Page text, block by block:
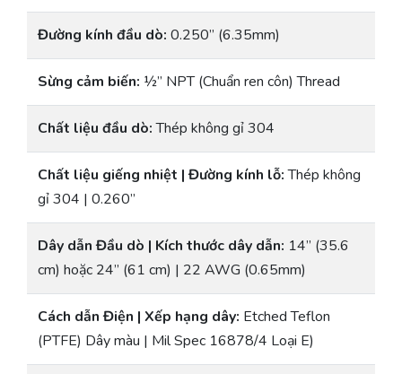
Đường kính đầu dò: 0.250” (6.35mm)
Sừng cảm biến: ½” NPT (Chuẩn ren côn) Thread
Chất liệu đầu dò:Thép không gỉ 304
Chất liệu giếng nhiệt | Đường kính lỗ:Thép không
gỉ 304 | 0.260”
Dây dẫn Đầu dò | Kích thước dây dẫn: 14” (35.6
cm) hoặc 24” (61 cm) | 22 AWG (0.65mm)
Cách dẫn Điện | Xếp hạng dây: Etched Teflon
(PTFE) Dây màu | Mil Spec 16878/4 Loại E)